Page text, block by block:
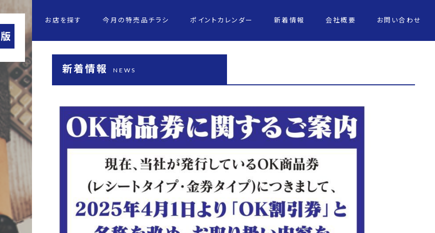
お店を探す 今月の特売品チラシ ポイントカレンダー 新着情報 会社概要 お問い合わせ
新着情報 NEWS